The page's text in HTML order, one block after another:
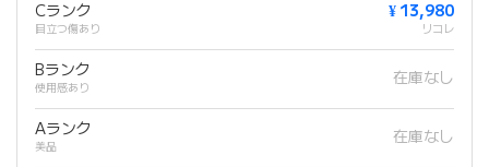
Cランク
目立つ傷あり
¥ 13,980
リコレ
Bランク
使用感あり
在庫なし
Aランク
美品
在庫なし